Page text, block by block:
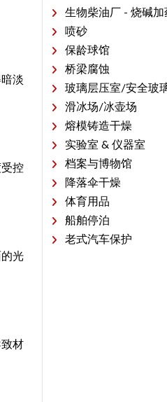
淡
控
光
材
生物柴油厂 - 烧碱加
喷砂
保龄球馆
桥梁腐蚀
玻璃层压室/安全玻
滑冰场/冰壶场
熔模铸造干燥
实验室 & 仪器室
档案与博物馆
降落伞干燥
体育用品
船舶停泊
老式汽车保护